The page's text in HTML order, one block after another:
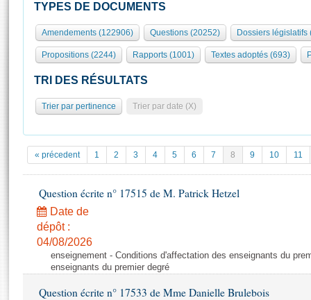
Présidence
577 députés
Groupes politiques
Séance publique
Commissions et autres organes
Europe et International
Pétitions
Projets de loi
Propositions de loi
Amendements
Textes adoptés
Rôle et pouvoirs de l'Assemblée
Organisation de l'Assemblée
Présidence Conférence des Présidents Bureau Collège des
Statistiques et chiffres clés
Documents de référence
( Constitution | Règlement de l'Assemblée ... )
Histoire
Juniors
Anciennes législatures
Visiter l'Assemblée
Visite virtuelle du palais Bourbon
Assister à une séance
La Bibliothèque
Contacts et plan d'accès
Photos libres de droit
TYPES DE DOCUMENTS
Amendements (122906) Questions (20252) Dossiers législatifs
Propositions (2244) Rapports (1001) Textes adoptés (693)
TRI DES RÉSULTATS
Trier par pertinence Trier par date (X)
« précedent 1 2 3 4 5 6 7 8 9 10 11
Question écrite n° 17515 de M. Patrick Hetzel
Date de
dépôt :
04/08/2026
enseignement - Conditions d'affectation des enseignants du
enseignants du premier degré
Question écrite n° 17533 de Mme Danielle Brulebois